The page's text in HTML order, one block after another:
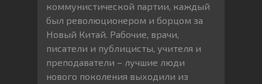
коммунистической партии, каждый
был революционером и борцом за
Новый Китай. Рабочие, врачи,
писатели и публицисты, учителя и
преподаватели – лучшие люди
нового поколения выходили из